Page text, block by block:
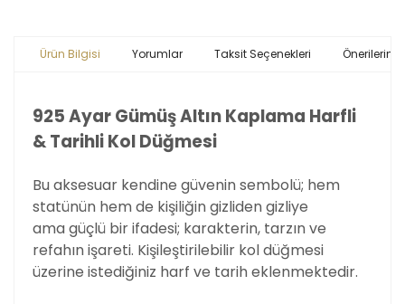
Ürün Bilgisi Yorumlar Taksit Seçenekleri Önerileriniz
925 Ayar Gümüş Altın Kaplama Harfli
& Tarihli Kol Düğmesi
Bu aksesuar kendine güvenin sembolü; hem
statünün hem de kişiliğin gizliden gizliye
amagüçlü bir ifadesi; karakterin, tarzın ve
refahın işareti. Kişileştirilebilir kol düğmesi
üzerine istediğiniz harf ve tarih eklenmektedir.